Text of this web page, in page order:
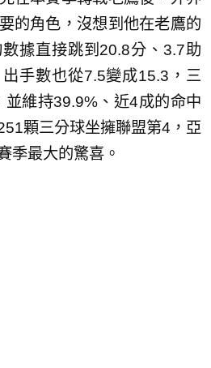
的角色，沒想到他在老鷹的
據直接跳到20.8分、3.7助
手數也從7.5變成15.3，三
並維持39.9%、近4成的命中
顆三分球坐擁聯盟第4，亞
季最大的驚喜。